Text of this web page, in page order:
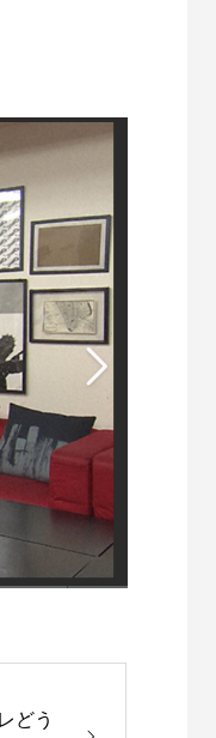
どう